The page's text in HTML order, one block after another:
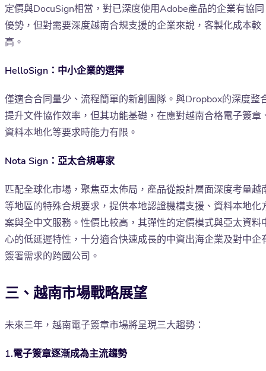
定價與DocuSign相當，對已深度使用Adobe產品的企業有協同
優勢，但對需要深度越南合規支援的企業來說，客製化成本較
高。
HelloSign：中小企業的選擇
僅適合合同量少、流程簡單的新創團隊。與Dropbox的深度整
提升文件協作效率，但其功能基礎，在應對越南合格電子簽章
資料本地化等要求時能力有限。
Nota Sign：亞太合規專家
匹配全球化市場，聚焦亞太佈局，產品從設計層面深度考量越
等地區的特殊合規要求，提供本地認證機構支援、資料本地化
案與全中文服務。性價比較高，其彈性的定價模式與亞太資料
心的低延遲特性，十分適合快速成長的中資出海企業及對中企
簽署需求的跨國公司。
三、越南市場戰略展望
未來三年，越南電子簽章市場將呈現三大趨勢：
1.電子簽章逐漸成為主流趨勢